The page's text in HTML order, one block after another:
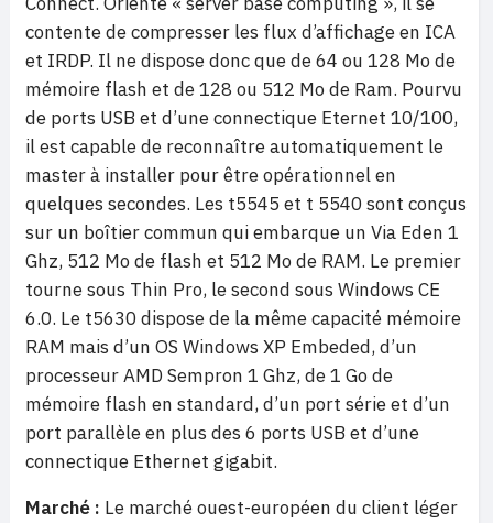
contente de compresser les flux d’affichage en ICA
et IRDP. Il ne dispose donc que de 64 ou 128 Mo de
mémoire flash et de 128 ou 512 Mo de Ram. Pourvu
de ports USB et d’une connectique Eternet 10/100,
il est capable de reconnaître automatiquement le
master à installer pour être opérationnel en
quelques secondes. Les t5545 et t 5540 sont conçus
sur un boîtier commun qui embarque un Via Eden 1
Ghz, 512 Mo de flash et 512 Mo de RAM. Le premier
tourne sous Thin Pro, le second sous Windows CE
6.0. Le t5630 dispose de la même capacité mémoire
RAM mais d’un OS Windows XP Embeded, d’un
processeur AMD Sempron 1 Ghz, de 1 Go de
mémoire flash en standard, d’un port série et d’un
port parallèle en plus des 6 ports USB et d’une
connectique Ethernet gigabit.
Marché : Le marché ouest-européen du client léger